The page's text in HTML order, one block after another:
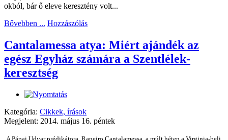
okból, bár ő eleve keresztény volt...
Bővebben ... Hozzászólás
Cantalamessa atya: Miért ajándék az
egész Egyház számára a Szentlélek-
keresztség
Kategória: Cikkek, írások
Megjelent: 2014. május 16. péntek